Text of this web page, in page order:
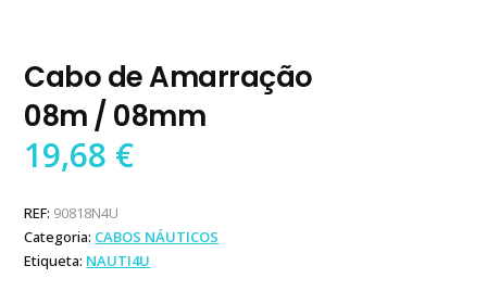
Cabo de Amarração
08m / 08mm
19,68 €
REF: 90818N4U
Categoria: CABOS NÁUTICOS
Etiqueta: NAUTI4U